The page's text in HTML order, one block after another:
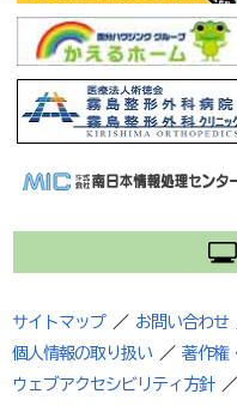
サイトマップ ／ お問い合わせ
個人情報の取り扱い ／ 著作権
ウェブアクセシビリティ方針 ／